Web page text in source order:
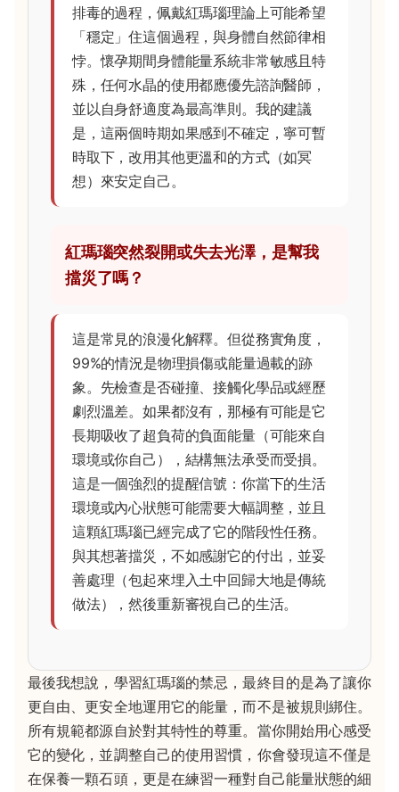
排毒的過程，佩戴紅瑪瑙理論上可能希望
「穩定」住這個過程，與身體自然節律相
悖。懷孕期間身體能量系統非常敏感且特
殊，任何水晶的使用都應優先諮詢醫師，
並以自身舒適度為最高準則。我的建議
是，這兩個時期如果感到不確定，寧可暫
時取下，改用其他更溫和的方式（如冥
想）來安定自己。
紅瑪瑙突然裂開或失去光澤，是幫我
擋災了嗎？
這是常見的浪漫化解釋。但從務實角度，
99%的情況是物理損傷或能量過載的跡
象。先檢查是否碰撞、接觸化學品或經歷
劇烈溫差。如果都沒有，那極有可能是它
長期吸收了超負荷的負面能量（可能來自
環境或你自己），結構無法承受而受損。
這是一個強烈的提醒信號：你當下的生活
環境或內心狀態可能需要大幅調整，並且
這顆紅瑪瑙已經完成了它的階段性任務。
與其想著擋災，不如感謝它的付出，並妥
善處理（包起來埋入土中回歸大地是傳統
做法），然後重新審視自己的生活。
最後我想說，學習紅瑪瑙的禁忌，最終目的是為了讓你
更自由、更安全地運用它的能量，而不是被規則綁住。
所有規範都源自於對其特性的尊重。當你開始用心感受
它的變化，並調整自己的使用習慣，你會發現這不僅是
在保養一顆石頭，更是在練習一種對自己能量狀態的細